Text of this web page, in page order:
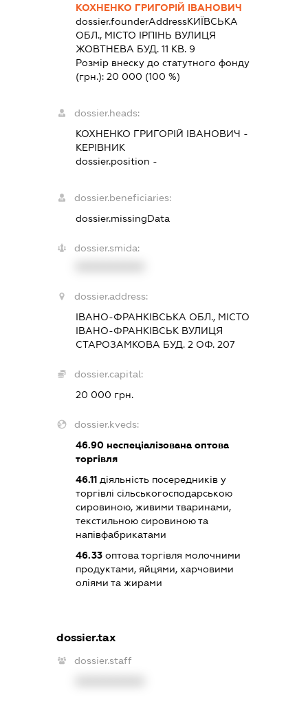
КОХНЕНКО ГРИГОРІЙ ІВАНОВИЧ
dossier.founderAddressКИЇВСЬКА
ОБЛ., МІСТО ІРПІНЬ ВУЛИЦЯ
ЖОВТНЕВА БУД. 11 КВ. 9
Розмір внеску до статутного фонду
(грн.): 20 000 (100 %)
dossier.heads:
КОХНЕНКО ГРИГОРІЙ ІВАНОВИЧ -
КЕРІВНИК
dossier.position -
dossier.beneficiaries:
dossier.missingData
dossier.smida:
dossier.address:
ІВАНО-ФРАНКІВСЬКА ОБЛ., МІСТО
ІВАНО-ФРАНКІВСЬК ВУЛИЦЯ
СТАРОЗАМКОВА БУД. 2 ОФ. 207
dossier.capital:
20 000 грн.
dossier.kveds:
46.90неспеціалізована оптова
торгівля
46.11діяльність посередників у
торгівлі сільськогосподарською
сировиною, живими тваринами,
текстильною сировиною та
напівфабрикатами
46.33оптова торгівля молочними
продуктами, яйцями, харчовими
оліями та жирами
dossier.tax
dossier.staff